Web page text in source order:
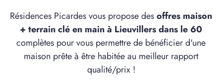
SERVICE BDL EXTENSION
Résidences Picardes vous propose desoffres maison
+ terrain clé en main à Lieuvillers dans le 60
complètes pour vous permettre de bénéficier d'une
maison prête à être habitée au meilleur rapport
qualité/prix !